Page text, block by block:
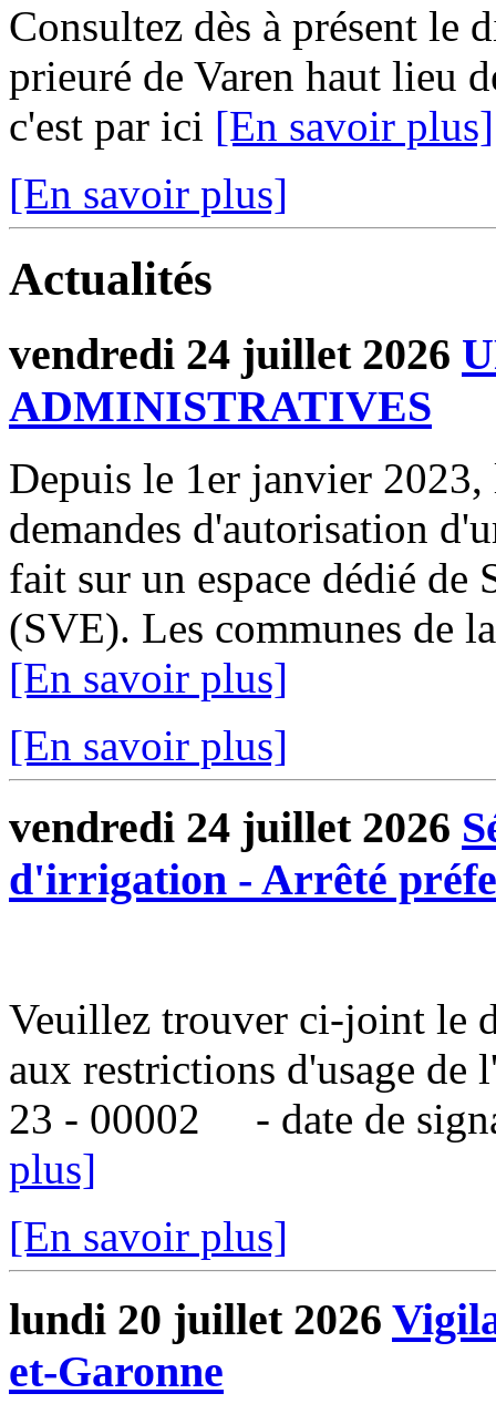
Consultez dès à présent le
prieuré de Varen haut lieu
c'est par ici [En savoir plus]
[En savoir plus]
Actualités
vendredi 24 juillet 2026
ADMINISTRATIVES
Depuis le 1er janvier
demandes d'autorisation
fait sur un espace dédié de
(SVE). Les communes de
[En savoir plus]
[En savoir plus]
vendredi 24 juillet 2026
d'irrigation - Arrêté
Veuillez trouver ci-joint le
aux restrictions d'usage
23 - 00002 - date de
plus]
[En savoir plus]
lundi 20 juillet 2026
et-Garonne